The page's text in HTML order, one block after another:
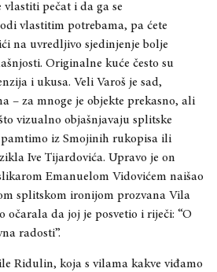
vlastiti pečat i da ga se
vlastitim potrebama, pa ćete
na uvredljivo sjedinjenje bolje
Originalne kuće često su
i ukusa. Veli Varoš je sad,
– za mnoge je objekte prekasno, ali
vizualno objašnjavaju splitske
iz Smojinih rukopisa ili
Ive Tijardovića. Upravo je on
Emanuelom Vidovićem naišao
splitskom ironijom prozvana Vila
očarala da joj je posvetio i riječi: “O
radosti”.
Ridulin, koja s vilama kakve viđamo